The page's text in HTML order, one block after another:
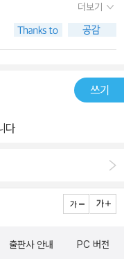
더보기
쓰기
다
출판사 안내 PC 버전